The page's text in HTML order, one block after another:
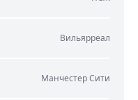
Вильярреал
Манчестер Сити